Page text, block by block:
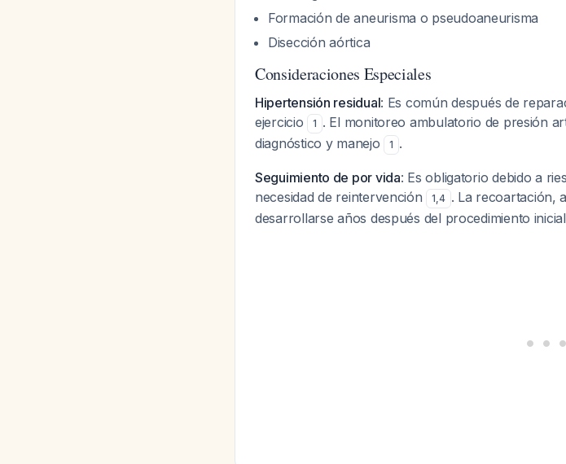
Formación de aneurisma o pseudoaneurisma
Disección aórtica
Consideraciones Especiales
Hipertensión residual: Es común después de
ejercicio
1 . El monitoreo ambulatorio de presión
diagnóstico y manejo
1 .
Seguimiento de por vida: Es obligatorio debido a
necesidad de reintervención
1,4 . La recoartación,
desarrollarse años después del procedimiento